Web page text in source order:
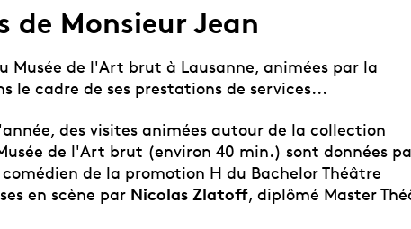
de Monsieur Jean
Musée de l'Art brut à Lausanne, animées par la
le cadre de ses prestations de services...
des visites animées autour de la collection
de l'Art brut (environ 40 min.) sont données
comédien de la promotion H du Bachelor Théâtre
en scène par Nicolas Zlatoff, diplômé Master